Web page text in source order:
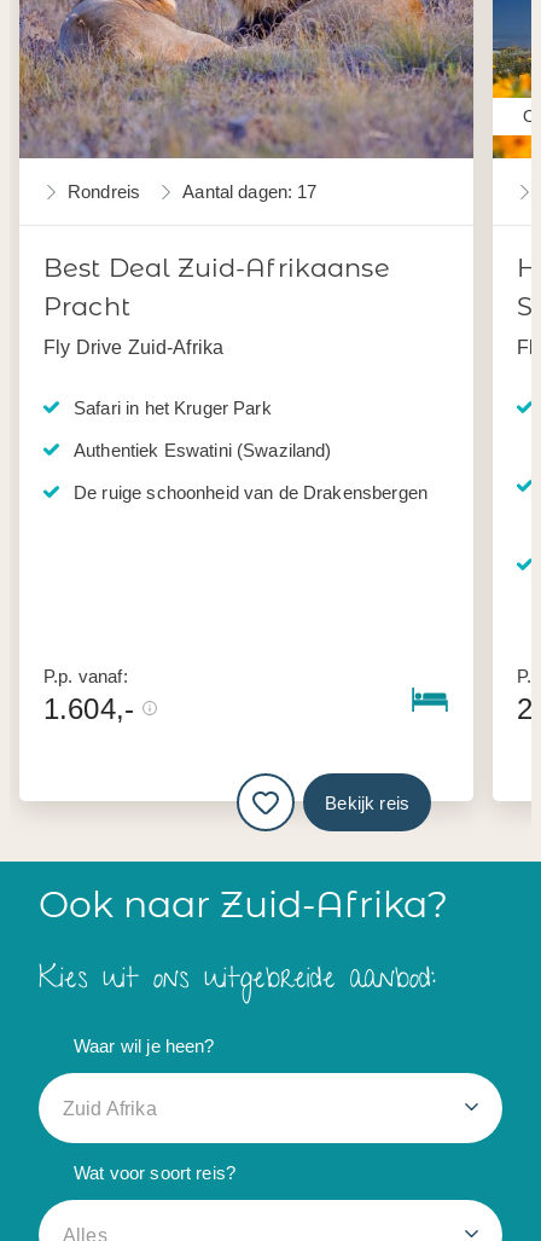
Rondreis Aantal dagen: 17
Best Deal Zuid-Afrikaanse
Pracht
Fly Drive Zuid-Afrika
Safari in het Kruger Park
Authentiek Eswatini (Swaziland)
De ruige schoonheid van de Drakensbergen
P.p. vanaf:
1.604,-
Bekijk reis
Ook naar Zuid-Afrika?
Kies uit ons uitgebreide aanbod:
Waar wil je heen?
Zuid Afrika
Wat voor soort reis?
Alles